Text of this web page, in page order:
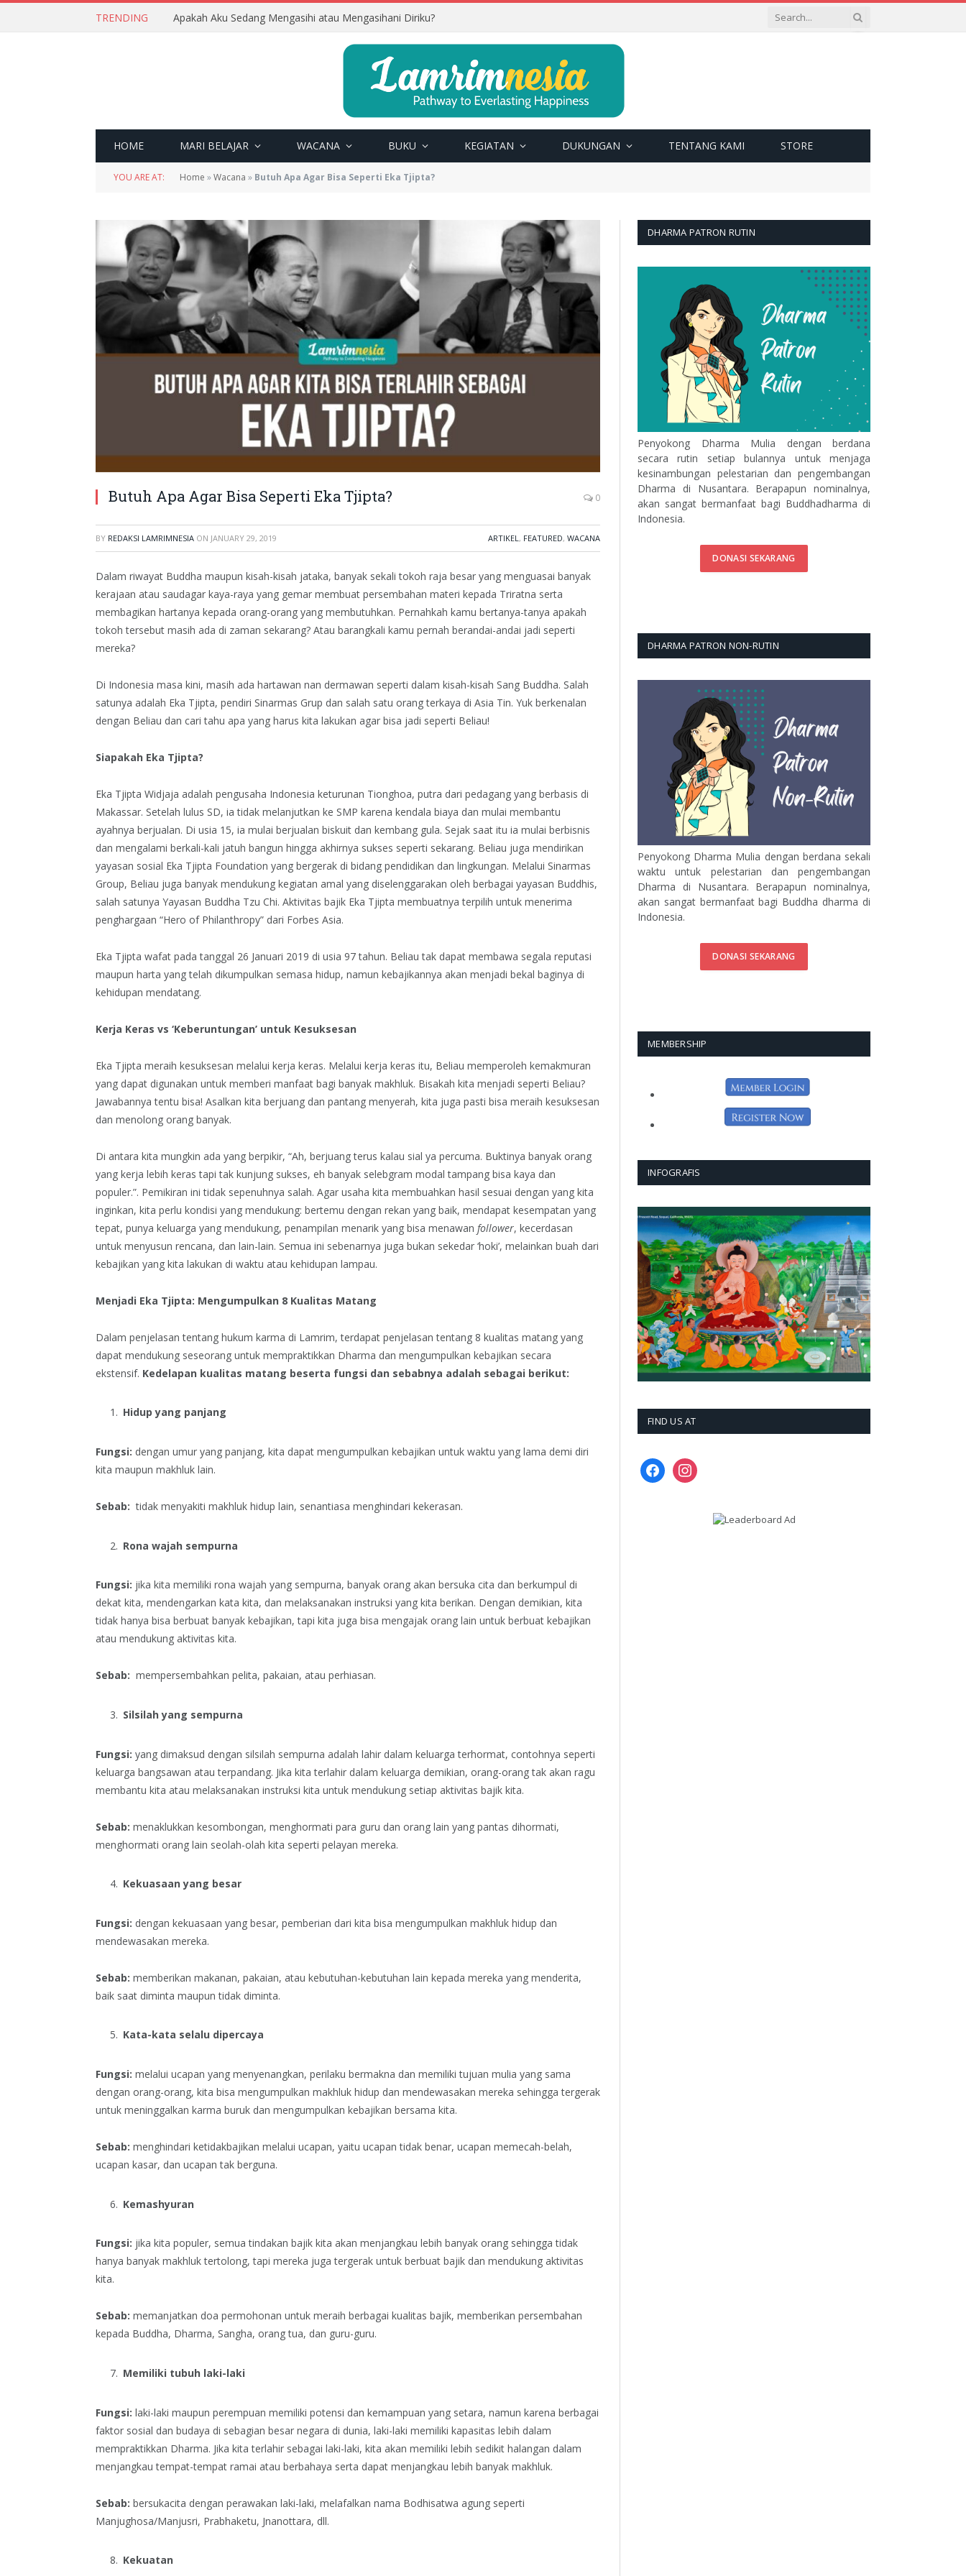
TRENDING Apakah Aku Sedang Mengasihi atau Mengasihani Diriku?
HOME MARI BELAJAR WACANA BUKU KEGIATAN DUKUNGAN TENTANG KAMI STORE
YOU ARE AT: Home »Wacana » Butuh Apa Agar Bisa Seperti Eka Tjipta?
Butuh Apa Agar Bisa Seperti Eka Tjipta? 0
BY REDAKSI LAMRIMNESIA ON JANUARY 29, 2019 ARTIKEL, FEATURED, WACANA
Dalam riwayat Buddha maupun kisah-kisah jataka, banyak sekali tokoh raja besar yang menguasai banyak
kerajaan atau saudagar kaya-raya yang gemar membuat persembahan materi kepada Triratna serta
membagikan hartanya kepada orang-orang yang membutuhkan. Pernahkah kamu bertanya-tanya apakah
tokoh tersebut masih ada di zaman sekarang? Atau barangkali kamu pernah berandai-andai jadi seperti
mereka?
Di Indonesia masa kini, masih ada hartawan nan dermawan seperti dalam kisah-kisah Sang Buddha. Salah
satunya adalah Eka Tjipta, pendiri Sinarmas Grup dan salah satu orang terkaya di Asia Tin. Yuk berkenalan
dengan Beliau dan cari tahu apa yang harus kita lakukan agar bisa jadi seperti Beliau!
Siapakah Eka Tjipta?
Eka Tjipta Widjaja adalah pengusaha Indonesia keturunan Tionghoa, putra dari pedagang yang berbasis di
Makassar. Setelah lulus SD, ia tidak melanjutkan ke SMP karena kendala biaya dan mulai membantu
ayahnya berjualan. Di usia 15, ia mulai berjualan biskuit dan kembang gula. Sejak saat itu ia mulai berbisnis
dan mengalami berkali-kali jatuh bangun hingga akhirnya sukses seperti sekarang. Beliau juga mendirikan
yayasan sosial Eka Tjipta Foundation yang bergerak di bidang pendidikan dan lingkungan. Melalui Sinarmas
Group, Beliau juga banyak mendukung kegiatan amal yang diselenggarakan oleh berbagai yayasan Buddhis,
salah satunya Yayasan Buddha Tzu Chi. Aktivitas bajik Eka Tjipta membuatnya terpilih untuk menerima
penghargaan “Hero of Philanthropy” dari Forbes Asia.
Eka Tjipta wafat pada tanggal 26 Januari 2019 di usia 97 tahun. Beliau tak dapat membawa segala reputasi
maupun harta yang telah dikumpulkan semasa hidup, namun kebajikannya akan menjadi bekal baginya di
kehidupan mendatang.
Kerja Keras vs ‘Keberuntungan’ untuk Kesuksesan
Eka Tjipta meraih kesuksesan melalui kerja keras. Melalui kerja keras itu, Beliau memperoleh kemakmuran
yang dapat digunakan untuk memberi manfaat bagi banyak makhluk. Bisakah kita menjadi seperti Beliau?
Jawabannya tentu bisa! Asalkan kita berjuang dan pantang menyerah, kita juga pasti bisa meraih kesuksesan
dan menolong orang banyak.
Di antara kita mungkin ada yang berpikir, “Ah, berjuang terus kalau sial ya percuma. Buktinya banyak orang
yang kerja lebih keras tapi tak kunjung sukses, eh banyak selebgram modal tampang bisa kaya dan
populer.”. Pemikiran ini tidak sepenuhnya salah. Agar usaha kita membuahkan hasil sesuai dengan yang kita
inginkan, kita perlu kondisi yang mendukung: bertemu dengan rekan yang baik, mendapat kesempatan yang
tepat, punya keluarga yang mendukung, penampilan menarik yang bisa menawan follower, kecerdasan
untuk menyusun rencana, dan lain-lain. Semua ini sebenarnya juga bukan sekedar ‘hoki’, melainkan buah dari
kebajikan yang kita lakukan di waktu atau kehidupan lampau.
Menjadi Eka Tjipta: Mengumpulkan 8 Kualitas Matang
Dalam penjelasan tentang hukum karma di Lamrim, terdapat penjelasan tentang 8 kualitas matang yang
dapat mendukung seseorang untuk mempraktikkan Dharma dan mengumpulkan kebajikan secara
ekstensif. Kedelapan kualitas matang beserta fungsi dan sebabnya adalah sebagai berikut:
Hidup yang panjang
Fungsi: dengan umur yang panjang, kita dapat mengumpulkan kebajikan untuk waktu yang lama demi diri
kita maupun makhluk lain.
Sebab: tidak menyakiti makhluk hidup lain, senantiasa menghindari kekerasan.
Rona wajah sempurna
Fungsi: jika kita memiliki rona wajah yang sempurna, banyak orang akan bersuka cita dan berkumpul di
dekat kita, mendengarkan kata kita, dan melaksanakan instruksi yang kita berikan. Dengan demikian, kita
tidak hanya bisa berbuat banyak kebajikan, tapi kita juga bisa mengajak orang lain untuk berbuat kebajikan
atau mendukung aktivitas kita.
Sebab: mempersembahkan pelita, pakaian, atau perhiasan.
Silsilah yang sempurna
Fungsi: yang dimaksud dengan silsilah sempurna adalah lahir dalam keluarga terhormat, contohnya seperti
keluarga bangsawan atau terpandang. Jika kita terlahir dalam keluarga demikian, orang-orang tak akan ragu
membantu kita atau melaksanakan instruksi kita untuk mendukung setiap aktivitas bajik kita.
Sebab: menaklukkan kesombongan, menghormati para guru dan orang lain yang pantas dihormati,
menghormati orang lain seolah-olah kita seperti pelayan mereka.
Kekuasaan yang besar
Fungsi: dengan kekuasaan yang besar, pemberian dari kita bisa mengumpulkan makhluk hidup dan
mendewasakan mereka.
Sebab: memberikan makanan, pakaian, atau kebutuhan-kebutuhan lain kepada mereka yang menderita,
baik saat diminta maupun tidak diminta.
Kata-kata selalu dipercaya
Fungsi: melalui ucapan yang menyenangkan, perilaku bermakna dan memiliki tujuan mulia yang sama
dengan orang-orang, kita bisa mengumpulkan makhluk hidup dan mendewasakan mereka sehingga tergerak
untuk meninggalkan karma buruk dan mengumpulkan kebajikan bersama kita.
Sebab: menghindari ketidakbajikan melalui ucapan, yaitu ucapan tidak benar, ucapan memecah-belah,
ucapan kasar, dan ucapan tak berguna.
Kemashyuran
Fungsi: jika kita populer, semua tindakan bajik kita akan menjangkau lebih banyak orang sehingga tidak
hanya banyak makhluk tertolong, tapi mereka juga tergerak untuk berbuat bajik dan mendukung aktivitas
kita.
Sebab: memanjatkan doa permohonan untuk meraih berbagai kualitas bajik, memberikan persembahan
kepada Buddha, Dharma, Sangha, orang tua, dan guru-guru.
Memiliki tubuh laki-laki
Fungsi: laki-laki maupun perempuan memiliki potensi dan kemampuan yang setara, namun karena berbagai
faktor sosial dan budaya di sebagian besar negara di dunia, laki-laki memiliki kapasitas lebih dalam
mempraktikkan Dharma. Jika kita terlahir sebagai laki-laki, kita akan memiliki lebih sedikit halangan dalam
menjangkau tempat-tempat ramai atau berbahaya serta dapat menjangkau lebih banyak makhluk.
Sebab: bersukacita dengan perawakan laki-laki, melafalkan nama Bodhisatwa agung seperti
Manjughosa/Manjusri, Prabhaketu, Jnanottara, dll.
Kekuatan
DHARMA PATRON RUTIN
Penyokong Dharma Mulia dengan berdana
secara rutin setiap bulannya untuk menjaga
kesinambungan pelestarian dan pengembangan
Dharma di Nusantara. Berapapun nominalnya,
akan sangat bermanfaat bagi Buddhadharma di
Indonesia.
DONASI SEKARANG
DHARMA PATRON NON-RUTIN
Penyokong Dharma Mulia dengan berdana sekali
waktu untuk pelestarian dan pengembangan
Dharma di Nusantara. Berapapun nominalnya,
akan sangat bermanfaat bagi Buddha dharma di
Indonesia.
DONASI SEKARANG
MEMBERSHIP
INFOGRAFIS
FIND US AT
facebookinstagram